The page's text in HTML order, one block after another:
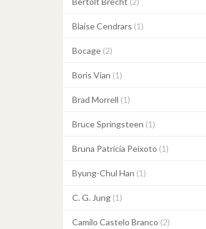
Blaise Cendrars (1)
Bocage (2)
Boris Vian (1)
Brad Morrell (1)
Bruce Springsteen (1)
Bruna Patrícia Peixoto (1)
Byung-Chul Han (1)
C. G. Jung (1)
Camilo Castelo Branco (2)